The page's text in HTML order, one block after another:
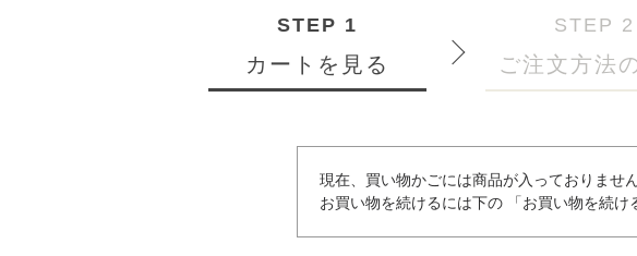
STEP 1
カートを見る
STEP 2
ご注文方法
現在、買い物かごには商品が入っておりません
お買い物を続けるには下の 「お買い物を続け